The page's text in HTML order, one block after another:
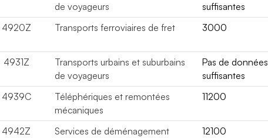
de voyageurs
suffisantes
4920Z Transports ferroviaires de fret 3000
4931Z
Transports urbains et suburbains
de voyageurs
Pas de données
suffisantes
4939C
Téléphériques et remontées
mécaniques
11200
4942Z
Services de déménagement 12100